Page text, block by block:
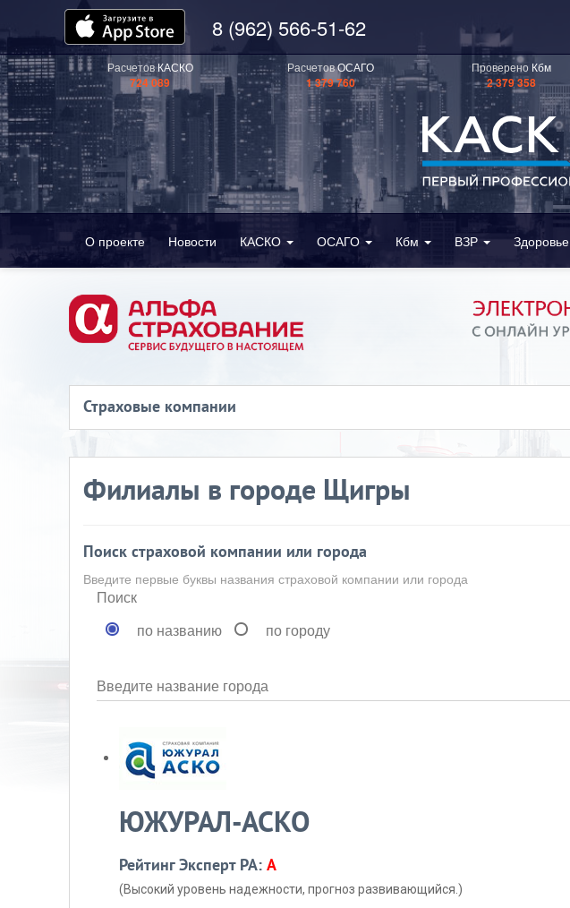
8 (962) 566-51-62
РасчетовКАСКО
724 089
РасчетовОСАГО
1 379 760
Проверено Кбм
2 379 358
О проекте Новости КАСКО ОСАГО Кбм ВЗР Здоровье
Страховые компании
Филиалы в городе Щигры
Поиск страховой компании или города
Введите первые буквы названия страховой компании или города
Поиск
по названию
по городу
Введите название города
ЮЖУРАЛ-АСКО
Рейтинг Эксперт РА: A
(Высокий уровень надежности, прогноз развивающийся.)